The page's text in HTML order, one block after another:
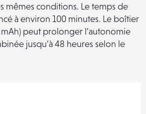
mêmes conditions. Le temps de
à environ 100 minutes. Le boîtier
peut prolonger l’autonomie
jusqu’à 48 heures selon le